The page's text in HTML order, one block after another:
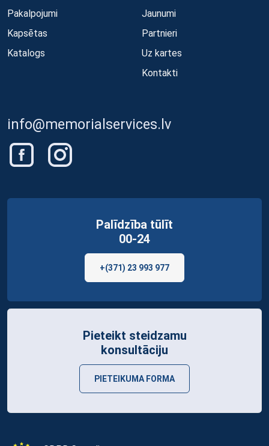
Pakalpojumi
Kapsētas
Katalogs
Jaunumi
Partnieri
Uz kartes
Kontakti
info@memorialservices.lv
Palīdzība tūlīt
00-24
+(371) 23 993 977
Pieteikt steidzamu
konsultāciju
PIETEIKUMA FORMA